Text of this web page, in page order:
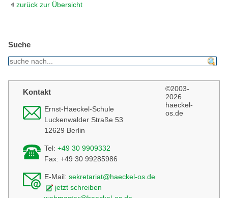
zurück zur Übersicht
Suche
Kontakt
Ernst-Haeckel-Schule
Luckenwalder Straße 53
12629 Berlin
Tel: +49 30 9909332
Fax: +49 30 99285986
E-Mail: sekretariat@haeckel-os.de
jetzt schreiben
©2003-
2026
haeckel-
os.de